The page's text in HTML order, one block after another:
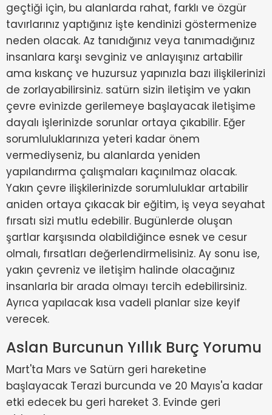
geçtiği için, bu alanlarda rahat, farklı ve özgür
tavırlarınız yaptığınız işte kendinizi göstermenize
neden olacak. Az tanıdığınız veya tanımadığınız
insanlara karşı sevginiz ve anlayışınız artabilir
ama kıskanç ve huzursuz yapınızla bazı ilişkilerinizi
de zorlayabilirsiniz. satürn sizin iletişim ve yakın
çevre evinizde gerilemeye başlayacak iletişime
dayalı işlerinizde sorunlar ortaya çıkabilir. Eğer
sorumluluklarınıza yeteri kadar önem
vermediyseniz, bu alanlarda yeniden
yapılandırma çalışmaları kaçınılmaz olacak.
Yakın çevre ilişkilerinizde sorumluluklar artabilir
aniden ortaya çıkacak bir eğitim, iş veya seyahat
fırsatı sizi mutlu edebilir. Bugünlerde oluşan
şartlar karşısında olabildiğince esnek ve cesur
olmalı, fırsatları değerlendirmelisiniz. Ay sonu ise,
yakın çevreniz ve iletişim halinde olacağınız
insanlarla bir arada olmayı tercih edebilirsiniz.
Ayrıca yapılacak kısa vadeli planlar size keyif
verecek.
Aslan Burcunun Yıllık Burç Yorumu
Mart'ta Mars ve Satürn geri hareketine
başlayacak Terazi burcunda ve 20 Mayıs'a kadar
etki edecek bu geri hareket 3. Evinde geri